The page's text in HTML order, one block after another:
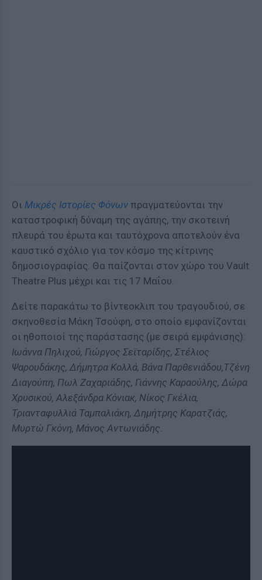
Οι Μικρές Ιστορίες Φόνων πραγματεύονται την
καταστροφική δύναμη της αγάπης, την σκοτεινή
πλευρά του έρωτα και ταυτόχρονα αποτελούν ένα
καυστικό σχόλιο για τον κόσμο της κίτρινης
δημοσιογραφίας. Θα παίζονται στον χώρο του Vault
Theatre Plus μέχρι και τις 17 Μαΐου.
Δείτε παρακάτω το βίντεοκλιπ του τραγουδιού, σε
σκηνοθεσία Μάκη Τσούφη, στο οποίο εμφανίζονται
οι ηθοποιοί της παράστασης (με σειρά εμφάνισης):
Ιωάννα Πηλιχού, Γιώργος Σεϊταρίδης, Στέλιος
Ψαρουδάκης, Δήμητρα Κολλά, Βάνα Παρθενιάδου,Τζένη
Διαγούπη, Πωλ Ζαχαριάδης, Γιάννης Καραούλης, Δώρα
Χρυσικού, Αλεξάνδρα Κόνιακ, Νίκος Γκέλια,
Τριανταφυλλιά Ταμπαλιάκη, Δημήτρης Καρατζιάς,
Μυρτώ Γκόνη, Μάνος Αντωνιάδης.